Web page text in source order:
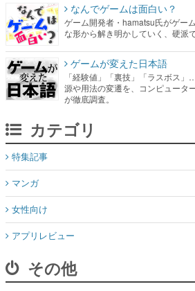
なんでゲームは面白い？
ゲーム開発者・hamatsu氏がゲー
な形から解き明かしていく、硬派
ゲームが変えた日本語
「経験値」「裏技」「ラスボス
源や用法の変遷を、コンピュータ
が徹底調査。
カテゴリ
特集記事
マンガ
女性向け
アプリレビュー
その他